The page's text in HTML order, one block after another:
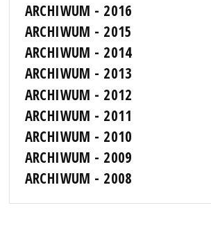
ARCHIWUM - 2016
ARCHIWUM - 2015
ARCHIWUM - 2014
ARCHIWUM - 2013
ARCHIWUM - 2012
ARCHIWUM - 2011
ARCHIWUM - 2010
ARCHIWUM - 2009
ARCHIWUM - 2008